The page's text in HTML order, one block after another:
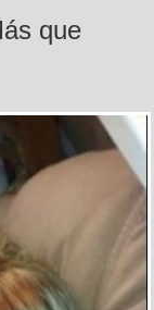
que